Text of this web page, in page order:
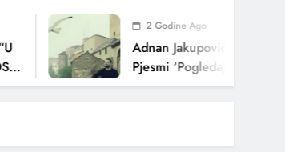
2 Godine Ago
Adnan Jakupović Donosi
Pjesmi ‘Pogledaj Me’